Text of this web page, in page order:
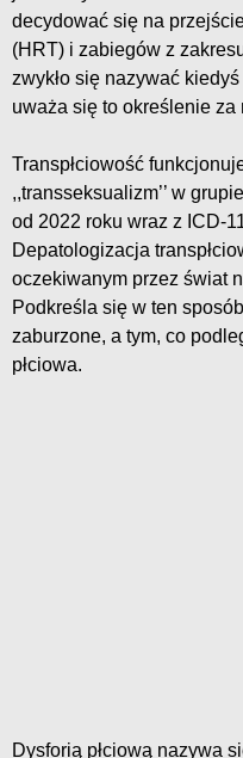
decydować się na
(HRT) i zabiegów z
zwykło się nazywać
uważa się to określenie za
Transpłciowość
,,transseksualizm’’ w
od 2022 roku wraz z ICD-
Depatologizacja
oczekiwanym przez świat
Podkreśla się w ten
zaburzone, a tym, co
płciowa.
Dysforią płciową nazywa